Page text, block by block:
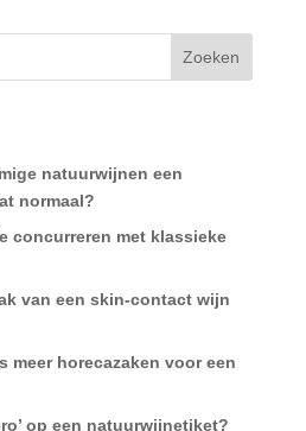
Zoeken
natuurwijnen een
normaal?
concurreren met klassieke
van een skin-contact wijn
meer horecazaken voor een
op een natuurwijnetiket?